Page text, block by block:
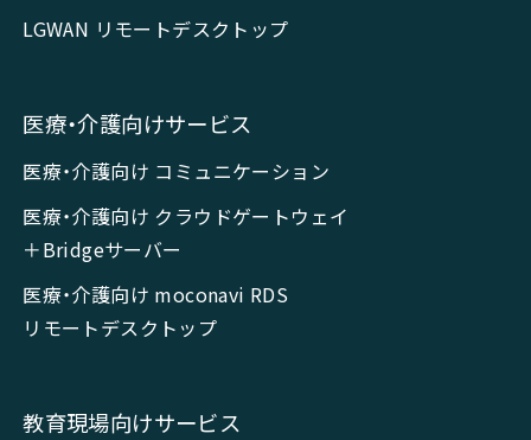
LGWAN リモートデスクトップ
医療・介護向けサービス
医療・介護向け コミュニケーション
医療・介護向け クラウドゲートウェイ
＋Bridgeサーバー
医療・介護向け moconavi RDS
リモートデスクトップ
教育現場向けサービス